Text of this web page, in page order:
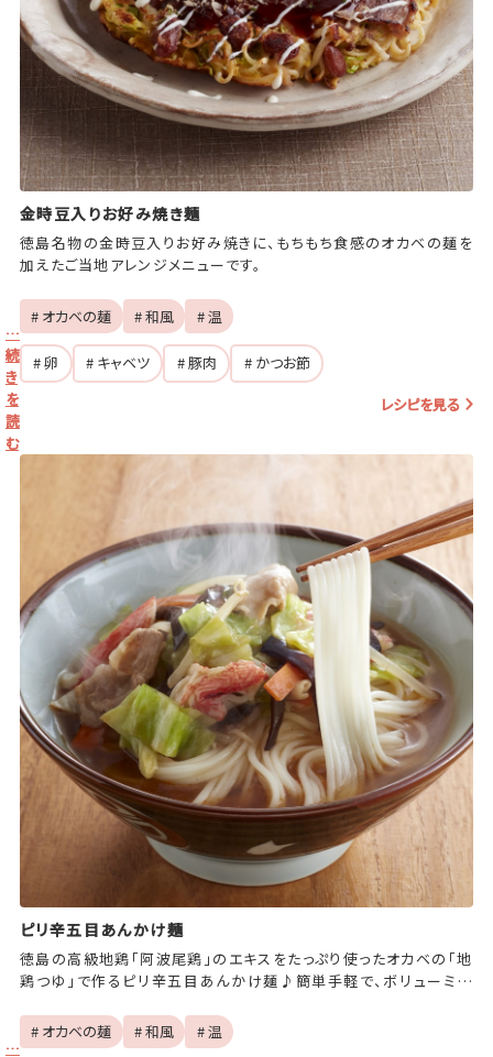
金時豆入りお好み焼き麺
徳島名物の金時豆入りお好み焼きに、もちもち食感のオカベの麺を
加えたご当地アレンジメニューです。
# オカベの麺 # 和風 # 温
# 卵 # キャベツ # 豚肉
# かつお節
レシピを見る
ピリ辛五目あんかけ麺
徳島の高級地鶏「阿波尾鶏」のエキスをたっぷり使ったオカベの「地
鶏つゆ」で作るピリ辛五目あんかけ麺♪簡単手軽で、ボリューミー
…
続
き
を
読
む
# オカベの麺 # 和風 # 温
…